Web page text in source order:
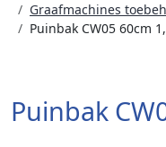
Graafmachines
Puinbak CW05 60cm
Puinbak